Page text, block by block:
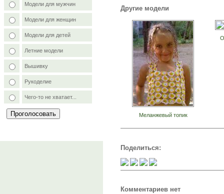
Модели для мужчин
Модели для женщин
Модели для детей
Летние модели
Вышивку
Рукоделие
Чего-то не хватает...
Другие модели
Меланжевый топик
Поделиться:
Комментариев нет